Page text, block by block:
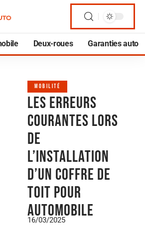
Deux-roues Garanties auto
MOBILITÉ
Les erreurs
courantes lors
de
l’installation
d’un coffre de
toit pour
automobile
16/03/2025